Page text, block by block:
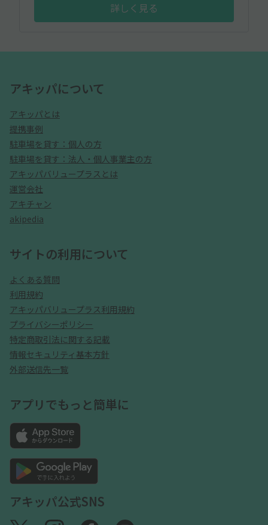
詳しく見る
アキッパについて
アキッパとは
提携事例
駐車場を貸す：個人の方
駐車場を貸す：法人・個人事業主の方
アキッパバリュープラスとは
運営会社
アキチャン
akipedia
サイトの利用について
よくある質問
利用規約
アキッパバリュープラス利用規約
プライバシーポリシー
特定商取引法に関する記載
情報セキュリティ基本方針
外部送信先一覧
アプリでもっと簡単に
アキッパ公式SNS